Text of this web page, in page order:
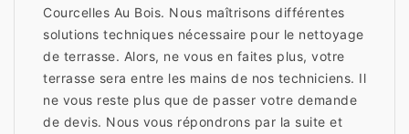
Courcelles Au Bois. Nous maîtrisons différentes
solutions techniques nécessaire pour le nettoyage
de terrasse. Alors, ne vous en faites plus, votre
terrasse sera entre les mains de nos techniciens. Il
ne vous reste plus que de passer votre demande
de devis. Nous vous répondrons par la suite et